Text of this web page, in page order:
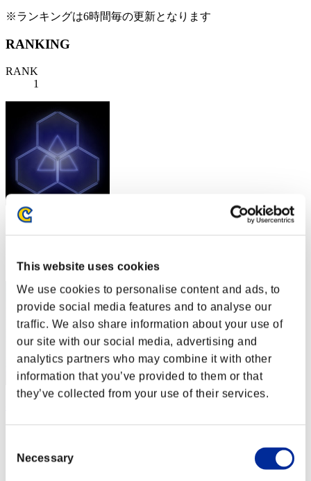
This website uses cookies
We use cookies to personalise content and ads, to
provide social media features and to analyse our
traffic. We also share information about your use of
our site with our social media, advertising and
analytics partners who may combine it with other
information that you’ve provided to them or that
they’ve collected from your use of their services.
Selection
Necessary
※ランキングは6時間毎の更新となります
RANKING
RANK
1
スコア: -
2
RANK